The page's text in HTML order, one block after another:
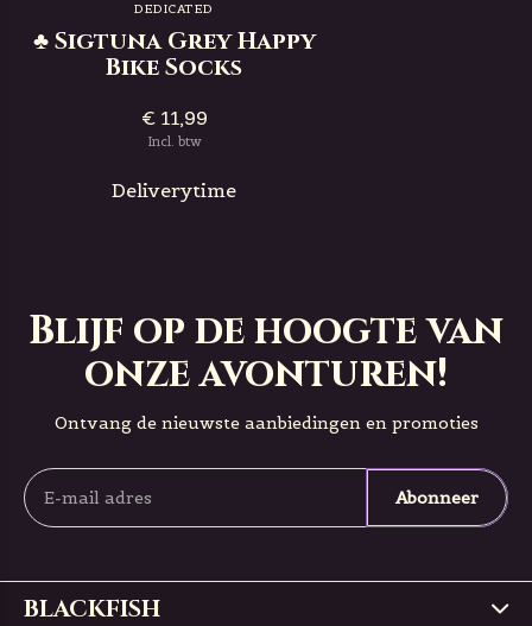
DEDICATED
♣ Sigtuna Grey Happy
Bike Socks
€ 11,99
Incl. btw
Deliverytime
Blijf op de hoogte van
onze avonturen!
Ontvang de nieuwste aanbiedingen en promoties
Abonneer
BLACKFISH